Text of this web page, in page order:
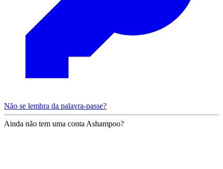
Não se lembra da palavra-passe?
Ainda não tem uma conta Ashampoo?